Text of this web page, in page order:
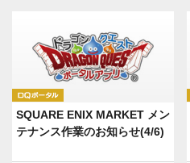
SQUARE ENIX MARKET メン
テナンス作業のお知らせ(4/6)